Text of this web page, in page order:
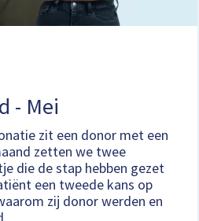
- Mei
zit een donor met een
zetten we twee
die de stap hebben gezet
een tweede kans op
zij donor werden en